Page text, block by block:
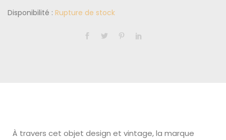
Disponibilité : Rupture de stock
À travers cet objet design et vintage, la marque